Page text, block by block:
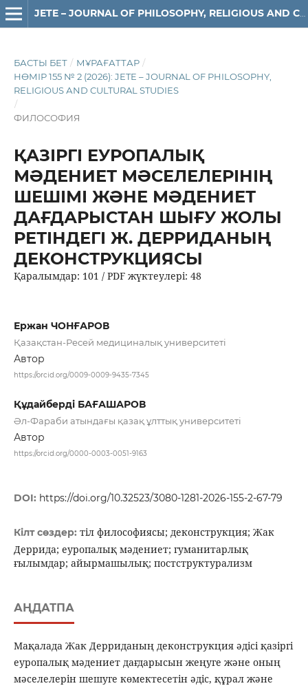
JETE – JОURNAL OF PHILOSOPHY, RELIGIOUS AND CULTURAL STUDIES
БАСТЫ БЕТ / МҰРАҒАТТАР /
НӨМІР 155 № 2 (2026): JETE – JОURNAL OF PHILOSOPHY,
RELIGIOUS АND CULTURAL STUDIES
/
ФИЛОСОФИЯ
ҚАЗІРГІ ЕУРОПАЛЫҚ
МӘДЕНИЕТ МӘСЕЛЕЛЕРІНІҢ
ШЕШІМІ ЖӘНЕ МӘДЕНИЕТ
ДАҒДАРЫСТАН ШЫҒУ ЖОЛЫ
РЕТІНДЕГІ Ж. ДЕРРИДАНЫҢ
ДЕКОНСТРУКЦИЯСЫ
Қаралымдар: 101 / PDF жүктеулері: 48
Ержан ЧОНҒАРОВ
Қазақстан-Ресей медициналық университеті
Автор
https://orcid.org/0009-0009-9435-7345
Құдайберді БАҒАШАРОВ
Әл-Фараби атындағы қазақ ұлттық университеті
Автор
https://orcid.org/0000-0003-0051-9163
DOI: https://doi.org/10.32523/3080-1281-2026-155-2-67-79
Кілт сөздер: тіл философиясы; деконструкция; Жак
Деррида; еуропалық мәдениет; гуманитарлық
ғылымдар; айырмашылық; постструктурализм
АҢДАТПА
Мақалада Жак Дерриданың деконструкция әдісі қазіргі
еуропалық мәдениет дағдарысын жеңуге және оның
мәселелерін шешуге көмектесетін әдіс, құрал және